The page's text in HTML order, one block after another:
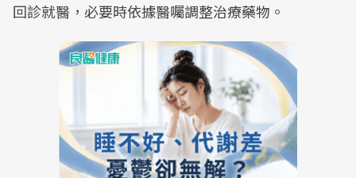
回診就醫，必要時依據醫囑調整治療藥物。